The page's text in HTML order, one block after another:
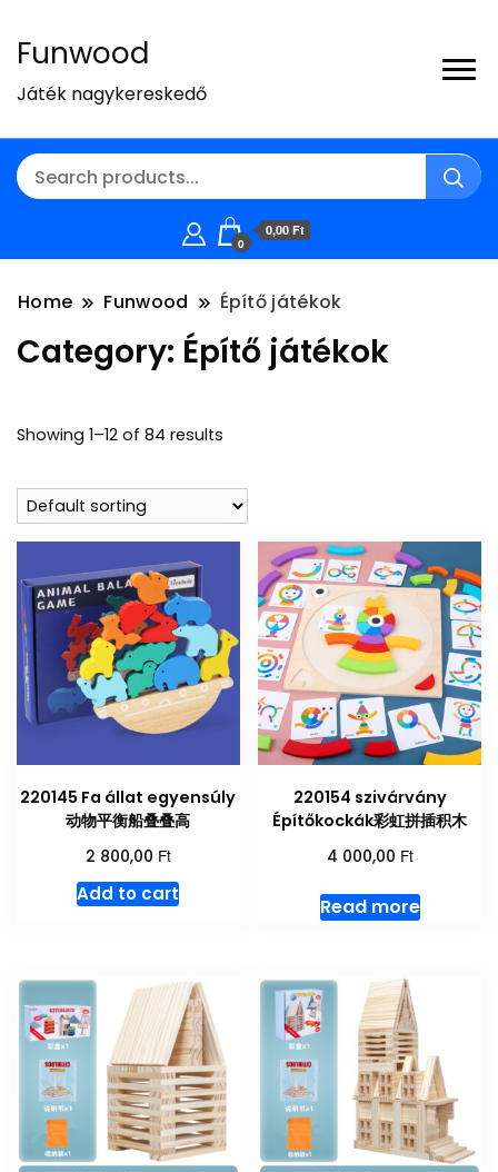
Funwood
Játék nagykereskedő
0
0,00 Ft
Home Funwood Építő játékok
Category: Építő játékok
Showing 1–12 of 84 results
220145 Fa állat egyensúly
动物平衡船叠叠高
2 800,00 Ft
Add to cart
220154 szivárvány
Építőkockák彩虹拼插积木
4 000,00 Ft
Read more